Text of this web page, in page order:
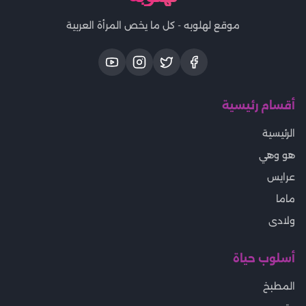
موقع لهلوبه - كل ما يخص المرأة العربية
أقسام رئيسية
الرئيسية
هو وهي
عرايس
ماما
ولادى
أسلوب حياة
المطبخ